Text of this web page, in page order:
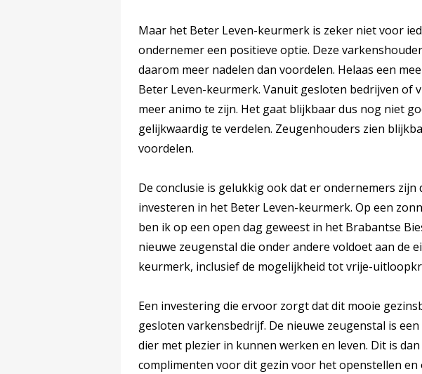
Maar het Beter Leven-keurmerk is zeker niet voor
ondernemer een positieve optie. Deze
daarom meer nadelen dan voordelen. Helaas een
Beter Leven-keurmerk. Vanuit gesloten bedrijven of
meer animo te zijn. Het gaat blijkbaar dus nog niet
gelijkwaardig te verdelen. Zeugenhouders zien
voordelen.
De conclusie is gelukkig ook dat er ondernemers zijn
investeren in het Beter Leven-keurmerk. Op een
ben ik op een open dag geweest in het Brabantse
nieuwe zeugenstal die onder andere voldoet aan de
keurmerk, inclusief de mogelijkheid tot vrije-
Een investering die ervoor zorgt dat dit mooie
gesloten varkensbedrijf. De nieuwe zeugenstal is
dier met plezier in kunnen werken en leven. Dit is
complimenten voor dit gezin voor het openstellen en